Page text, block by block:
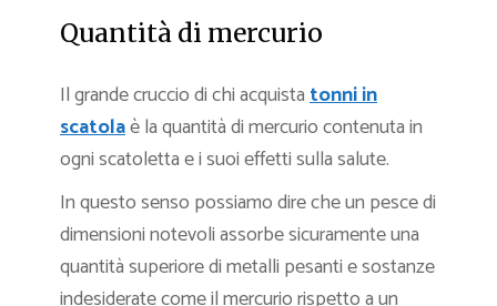
Quantità di mercurio
Il grande cruccio di chi acquistatonni in
scatolaè la quantità di mercurio contenuta in
ogni scatoletta e i suoi effetti sulla salute.
In questo senso possiamo dire che un pesce di
dimensioni notevoli assorbe sicuramente una
quantità superiore di metalli pesanti e sostanze